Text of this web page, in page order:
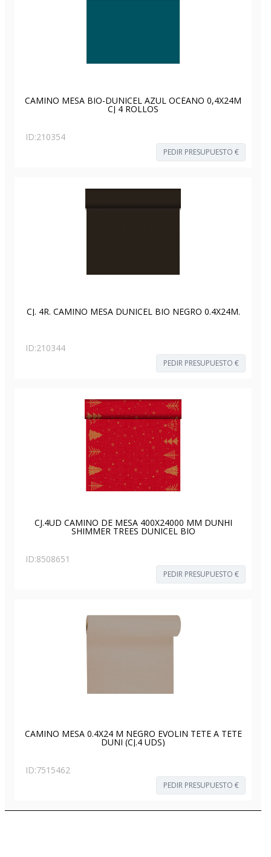
CAMINO MESA BIO-DUNICEL AZUL OCÉANO 0,4X24M
CJ 4 ROLLOS
ID:210354
PEDIR PRESUPUESTO €
CJ. 4R. CAMINO MESA DUNICEL BIO NEGRO 0.4X24M.
ID:210344
PEDIR PRESUPUESTO €
CJ.4UD CAMINO DE MESA 400X24000 MM DUNHI
SHIMMER TREES DUNICEL BIO
ID:8508651
PEDIR PRESUPUESTO €
CAMINO MESA 0.4X24 M NEGRO EVOLIN TETE A TETE
DUNI (CJ.4 UDS)
ID:7515462
PEDIR PRESUPUESTO €